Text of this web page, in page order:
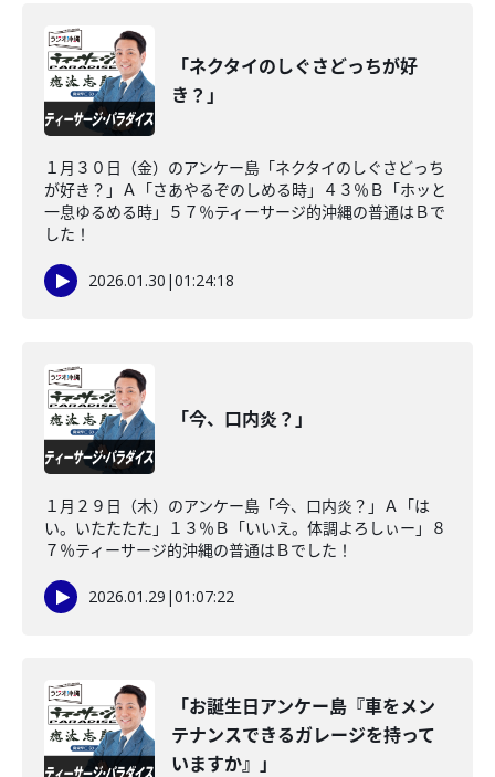
「ネクタイのしぐさどっちが好
き？」
１月３０日（金）のアンケー島「ネクタイのしぐさどっち
が好き？」Ａ「さあやるぞのしめる時」４３％Ｂ「ホッと
一息ゆるめる時」５７％ティーサージ的沖縄の普通はＢで
した！
2026.01.30 |01:24:18
「今、口内炎？」
１月２９日（木）のアンケー島「今、口内炎？」Ａ「は
い。いたたたた」１３％Ｂ「いいえ。体調よろしぃー」８
７％ティーサージ的沖縄の普通はＢでした！
2026.01.29 |01:07:22
「お誕生日アンケー島『車をメン
テナンスできるガレージを持って
いますか』」